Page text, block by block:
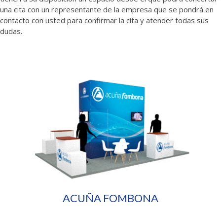
una cita con un representante de la empresa que se pondrá en
contacto con usted para confirmar la cita y atender todas sus
dudas.
ACUÑA FOMBONA